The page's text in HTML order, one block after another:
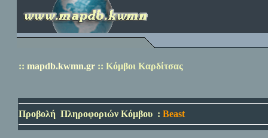
:: mapdb.kwmn.gr :: Κόμβοι Καρδίτσας
Προβολή Πληροφοριών Κόμβου : Beast